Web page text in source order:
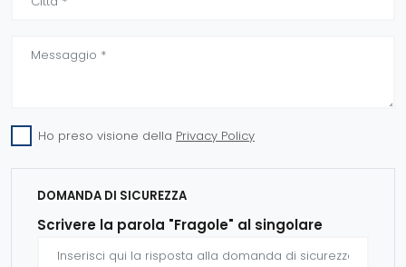
Ho preso visione della Privacy Policy
DOMANDA DI SICUREZZA
Scrivere la parola "Fragole" al singolare